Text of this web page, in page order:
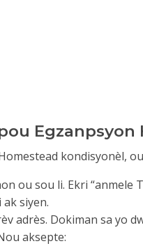
kondisyonèl,
ou sou li. Ekri “anmele
siyen.
adrès. Dokiman sa yo
aksepte: